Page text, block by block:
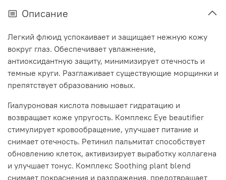
Описание
Легкий флюид успокаивает и защищает нежную кожу
вокруг глаз. Обеспечивает увлажнение,
антиоксидантную защиту, минимизирует отечность и
темные круги. Разглаживает существующие морщинки и
препятствует образованию новых.
Гиалуроновая кислота повышает гидратацию и
возвращает коже упругость. Комплекс Eye beautifier
стимулирует кровообращение, улучшает питание и
снимает отечность. Ретинил пальмитат способствует
обновлению клеток, активизирует выработку коллагена
и улучшает тонус. Комплекс Soothing plant blend
снимает покраснения и раздражения, предотвращает